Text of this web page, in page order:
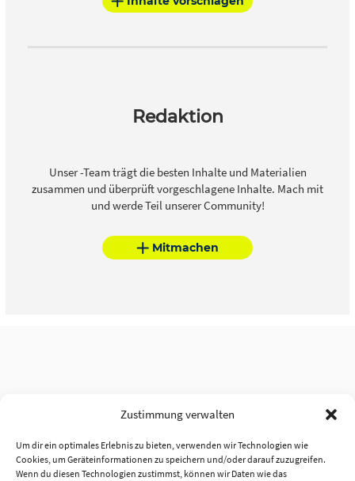
Zustimmung verwalten
Um dir ein optimales Erlebnis zu bieten, verwenden wir Technologien wie
Cookies, um Geräteinformationen zu speichern und/oder darauf zuzugreifen.
Wenn du diesen Technologien zustimmst, können wir Daten wie das
Redaktion
Unser -Team trägt die besten Inhalte und Materialien
zusammen und überprüft vorgeschlagene Inhalte. Mach mit
und werde Teil unserer Community!
Mitmachen